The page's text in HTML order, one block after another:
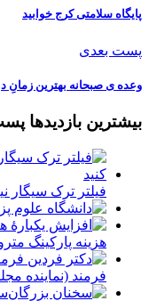
پایگاه سلامتی کرج خوابید
پست بعدی
وعده ی صبحانه بهترین زمانِ د
بیشترین بازدیدها
فیلتر ترک سیگار
هزینه پارکینگ
فرمند (نماينده